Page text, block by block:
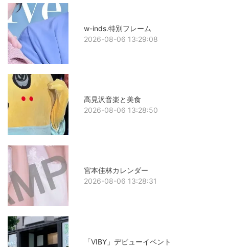
w-inds.特別フレーム
2026-08-06 13:29:08
高見沢音楽と美食
2026-08-06 13:28:50
宮本佳林カレンダー
2026-08-06 13:28:31
「VIBY」デビューイベント